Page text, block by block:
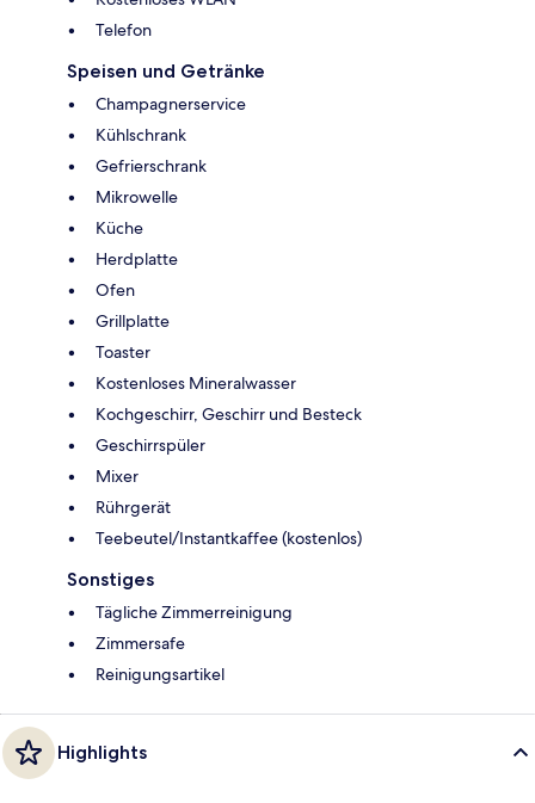
Telefon
Speisen und Getränke
Champagnerservice
Kühlschrank
Gefrierschrank
Mikrowelle
Küche
Herdplatte
Ofen
Grillplatte
Toaster
Kostenloses Mineralwasser
Kochgeschirr, Geschirr und Besteck
Geschirrspüler
Mixer
Rührgerät
Teebeutel/Instantkaffee (kostenlos)
Sonstiges
Tägliche Zimmerreinigung
Zimmersafe
Reinigungsartikel
Highlights